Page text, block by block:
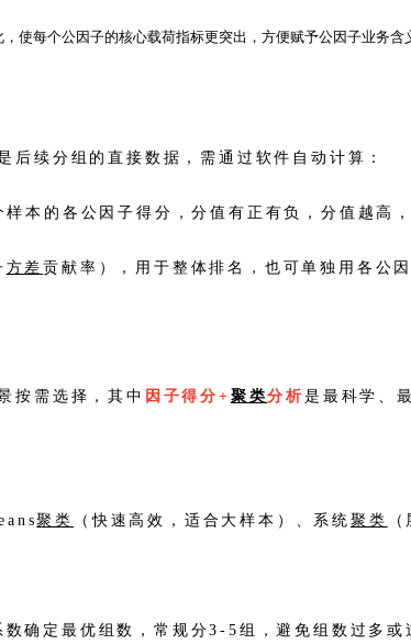
使每个公因子的核心载荷指标更突出，方便赋予公因子业务含
后续分组的直接数据，需通过软件自动计算：
本的各公因子得分，分值有正有负，分值越高
方差贡献率），用于整体排名，也可单独用各公
按需选择，其中 因子得分+ 聚类分析是最科学、
聚类 （快速高效，适合大样本）、系统聚类
确定最优组数，常规分3-5组，避免组数过多或